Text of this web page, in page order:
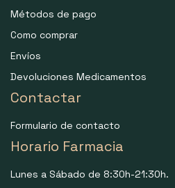
Métodos de pago
Como comprar
Envíos
Devoluciones Medicamentos
Contactar
Formulario de contacto
Horario Farmacia
Lunes a Sábado de 8:30h-21:30h.